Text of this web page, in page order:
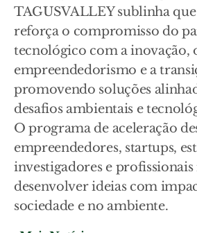
TAGUSVALLEY sublinha
reforça o compromisso do
tecnológico com a inovação,
empreendedorismo e a
promovendo soluções
desafios ambientais e
O programa de aceleração
empreendedores, startups,
investigadores e profissionais
desenvolver ideias com
sociedade e no ambiente.